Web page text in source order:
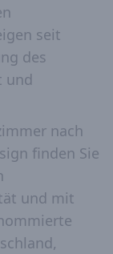
seit
des
und
nach
finden Sie
und mit